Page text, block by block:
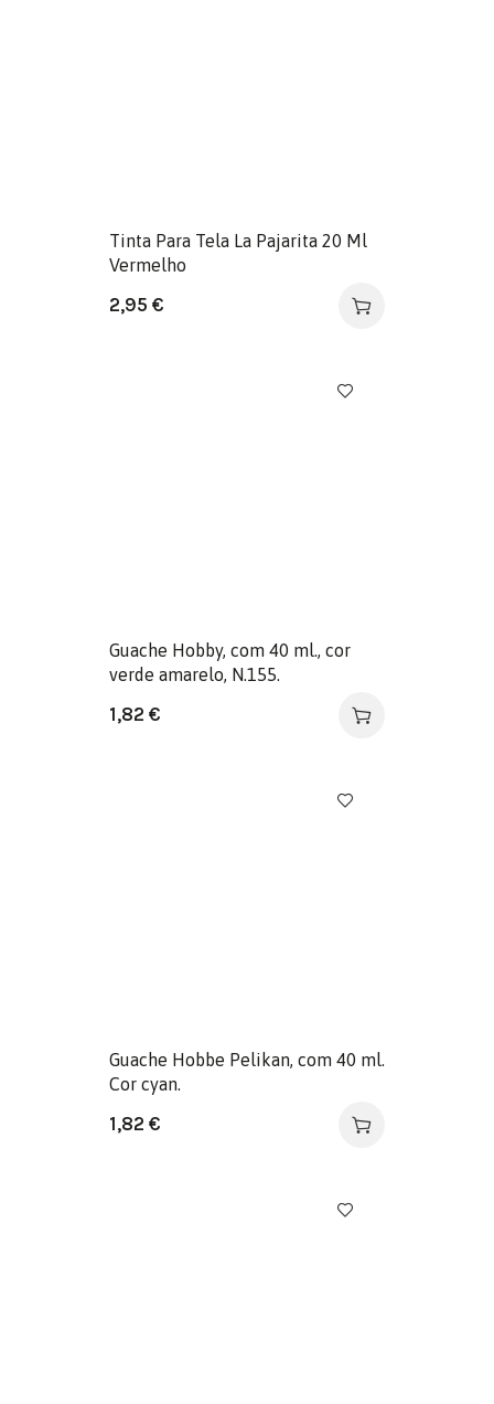
Tinta Para Tela La Pajarita 20 Ml
Vermelho
2,95 €
Guache Hobby, com 40 ml., cor
verde amarelo, N.155.
1,82 €
Guache Hobbe Pelikan, com 40 ml.
Cor cyan.
1,82 €